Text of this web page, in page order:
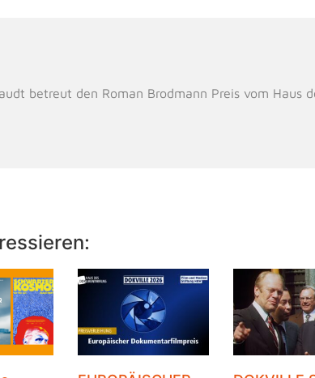
betreut den Roman Brodmann Preis vom Haus